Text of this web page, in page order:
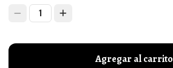
1
Agregar al carrito